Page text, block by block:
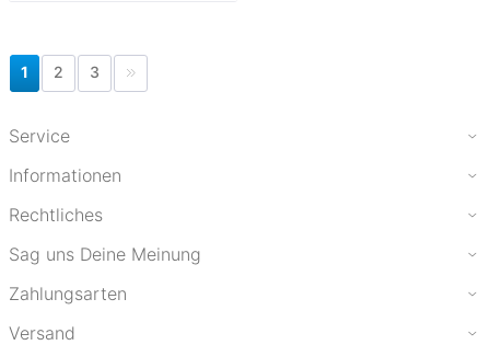
1 2 3
Service
Informationen
Rechtliches
Sag uns Deine Meinung
Zahlungsarten
Versand